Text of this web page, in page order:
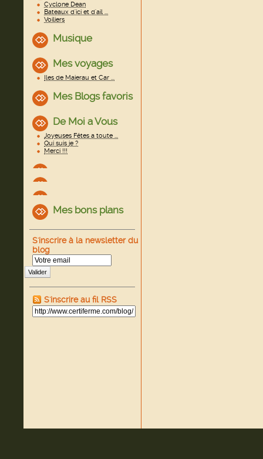
Cyclone Dean
Bateaux d'ici et d'ail ...
Voiliers
Musique
Mes voyages
Iles de Maierau et Car ...
Mes Blogs favoris
De Moi a Vous
Joyeuses Fêtes a toute ...
Qui suis je ?
Merci !!!
Mes bons plans
S'inscrire à la newsletter du
blog
Valider
S'inscrire au fil RSS